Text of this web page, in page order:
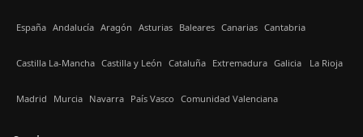
España Andalucía Aragón Asturias Baleares Canarias Cantabria
Castilla La-Mancha Castilla y León Cataluña Extremadura Galicia La Rioja
Madrid Murcia Navarra País Vasco Comunidad Valenciana